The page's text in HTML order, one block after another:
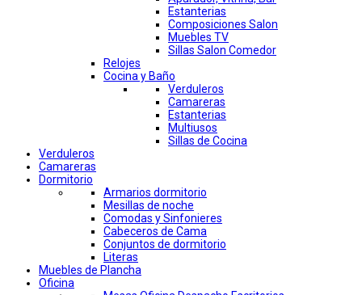
Estanterias
Composiciones Salon
Muebles TV
Sillas Salon Comedor
Relojes
Cocina y Baño
Verduleros
Camareras
Estanterias
Multiusos
Sillas de Cocina
Verduleros
Camareras
Dormitorio
Armarios dormitorio
Mesillas de noche
Comodas y Sinfonieres
Cabeceros de Cama
Conjuntos de dormitorio
Literas
Muebles de Plancha
Oficina